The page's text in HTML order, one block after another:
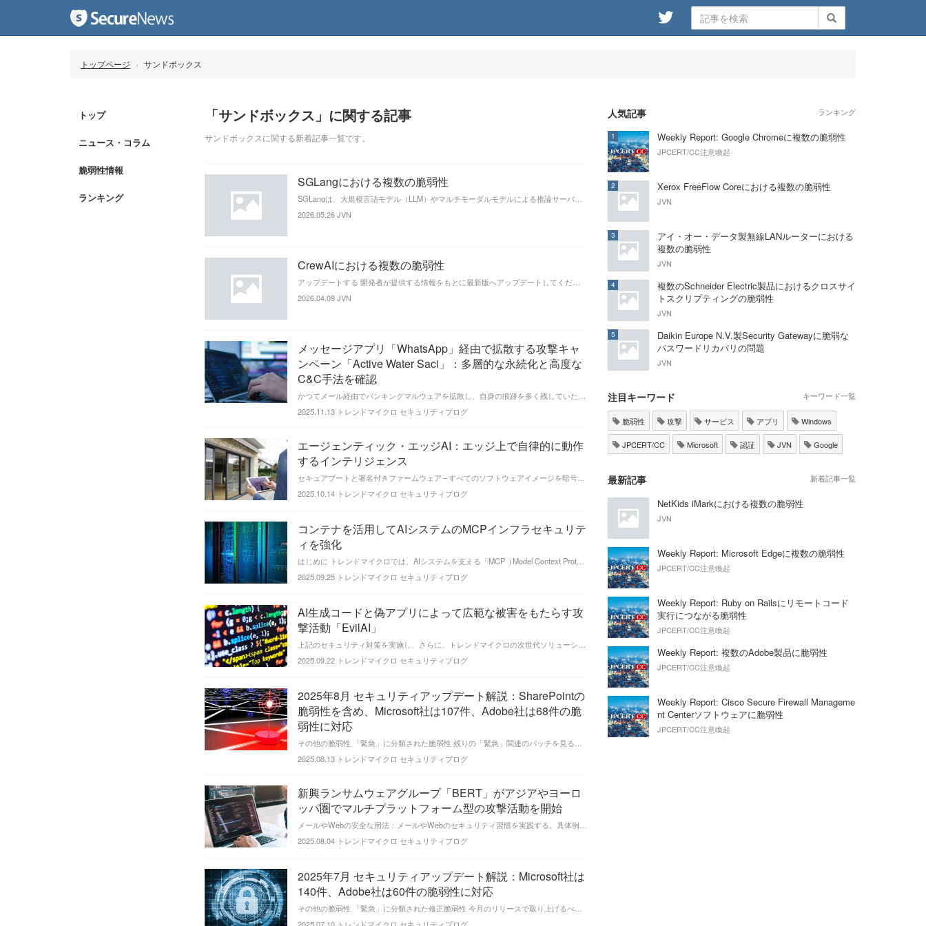
トップページ サンドボックス
トップ
ニュース・コラム
脆弱性情報
ランキング
「サンドボックス」に関する記事
サンドボックスに関する新着記事一覧です。
SGLangにおける複数の脆弱性
2026.05.26JVN
CrewAIにおける複数の脆弱性
2026.04.09JVN
メッセージアプリ「WhatsApp」経由で拡散する攻撃キャ
ンペーン「Active Water Saci」：多層的な永続化と高度な
C&C手法を確認
2025.11.13 トレンドマイクロ セキュリティブログ
エージェンティック・エッジAI：エッジ上で自律的に動作
するインテリジェンス
2025.10.14 トレンドマイクロ セキュリティブログ
コンテナを活用してAIシステムのMCPインフラセキュリテ
ィを強化
2025.09.25 トレンドマイクロ セキュリティブログ
AI生成コードと偽アプリによって広範な被害をもたらす攻
撃活動「EvilAI」
2025.09.22 トレンドマイクロ セキュリティブログ
2025年8月 セキュリティアップデート解説：SharePointの
脆弱性を含め、Microsoft社は107件、Adobe社は68件の脆
弱性に対応
2025.08.13 トレンドマイクロ セキュリティブログ
新興ランサムウェアグループ「BERT」がアジアやヨーロ
ッパ圏でマルチプラットフォーム型の攻撃活動を開始
2025.08.04 トレンドマイクロ セキュリティブログ
2025年7月 セキュリティアップデート解説：Microsoft社は
140件、Adobe社は60件の脆弱性に対応
人気記事 ランキング
1 Weekly Report: Google Chromeに複数の脆弱性
JPCERT/CC注意喚起
2 Xerox FreeFlow Coreにおける複数の脆弱性
JVN
3
アイ・オー・データ製無線LANルーターにおける
複数の脆弱性
JVN
4
複数のSchneider Electric製品におけるクロスサイ
トスクリプティングの脆弱性
JVN
5
Daikin Europe N.V.製Security Gatewayに脆弱な
パスワードリカバリの問題
JVN
注目キーワード キーワード一覧
脆弱性 攻撃 サービス アプリ Windows
JPCERT/CC Microsoft 認証 JVN Google
最新記事 新着記事一覧
NetKids iMarkにおける複数の脆弱性
JVN
Weekly Report: Microsoft Edgeに複数の脆弱性
JPCERT/CC注意喚起
Weekly Report: Ruby on Railsにリモートコード
実行につながる脆弱性
JPCERT/CC注意喚起
Weekly Report: 複数のAdobe製品に脆弱性
JPCERT/CC注意喚起
Weekly Report: Cisco Secure Firewall Manageme
nt Centerソフトウェアに脆弱性
JPCERT/CC注意喚起